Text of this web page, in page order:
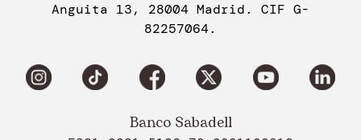
Anguita 13, 28004 Madrid. CIF G-
82257064.
Banco Sabadell